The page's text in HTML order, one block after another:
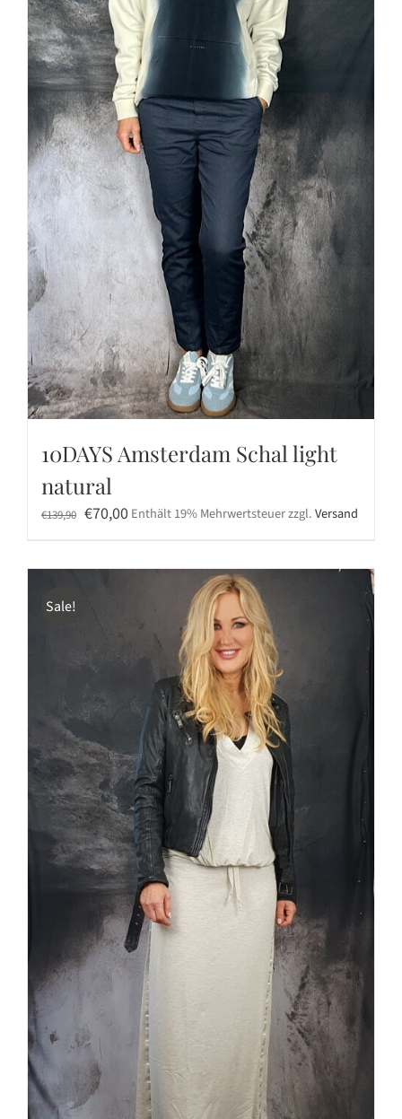
10DAYS Amsterdam Schal light
natural
€139,90 Ursprünglicher
€70,00Aktueller
Enthält 19% Mehrwertsteuerzzgl.Versand
Sale!